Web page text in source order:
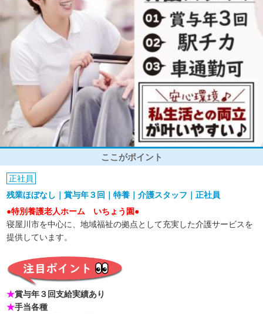
ここがポイント
正社員
残業ほぼなし｜賞与年３回｜特養｜介護スタッフ｜正社員
●特別養護老人ホーム いちょう園●
寝屋川市を中心に、地域福祉の拠点として充実した介護サービスを
提供しています。
★賞与年３回支給実績あり
★手当各種